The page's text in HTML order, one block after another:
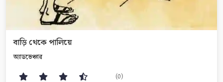
বাড়ি থেকে পালিয়ে
অ‍্যাডভেঞ্চার
(0)